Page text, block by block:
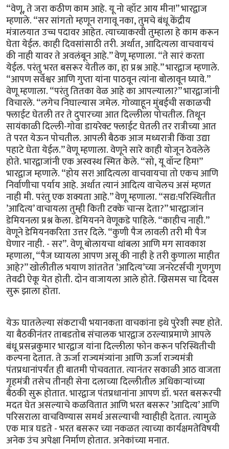
“वेणू, ते जरा कठीण काम आहे. यू नो व्हॉट आय मीन!” भारद्वाज
म्हणाले. “सर सांगतो म्हणून रागावू नका, तुमचे बंधू केंद्रीय
मंत्रालयात उच्च पदावर आहेत. त्याच्याकरवी तुम्हाला हे काम करून
घेता येईल. काही दिवसांसाठी तरी. अर्थात, आदित्यला वाचवायचं
की नाही यावर ते अवलंबून आहे.” वेणू म्हणाला. “ते सारं करता
येईल. परंतु भरत बसरूर येतील का, हा प्रश्न आहे.” भारद्वाज म्हणाले.
“आपण सर्वेश्वर आणि गुप्ता यांना पाठवून त्यांना बोलावून घ्यावे.”
वेणू म्हणाला. “परंतु तितका वेळ आहे का आपल्याला?” भारद्वाजांनी
विचारले. “लगेच निघाल्यास जमेल. गोव्याहून मुंबईची सकाळची
फ्लाईट घेतली तर ते दुपारच्या आत दिल्लीला पोचतील. तिथून
सायंकाळी दिल्ली-गोवा डायरेक्ट फ्लाईट घेतली तर रात्रीच्या आत
ते परत येऊन पोचतील. आपली बैठक आज मध्यरात्री किंवा उद्या
पहाटे घेता येईल.” वेणू म्हणाला. वेणूने सारे काही योजून ठेवलेले
होते. भारद्वाजांनी एक अस्वस्थ स्मित केले. “सो, यू वॉन्ट हिम!”
भारद्वाज म्हणाले. “होय सर! आदित्यला वाचवायचा तो एकच आणि
निर्वाणीचा पर्याय आहे. अर्थात त्यानं आदित्य वाचेलच असं म्हणत
नाही मी. परंतु एक शक्यता आहे.” वेणू म्हणाला. “सद्य:परिस्थितीत
’आदित्य’ वाचायला तुम्ही किती टक्के चान्स देता?” भारद्वाजांन
डेमियनला प्रश्न केला. डेमियनने वेणूकडे पाहिले. “काहीच नाही.”
वेणूने डेमियनकरिता उत्तर दिले. “कुणी पैज लावली तरी मी पैज
घेणार नाही. - सर”. वेणू बोलायचा थांबला आणि मग सावकाश
म्हणाला, “पैज घ्यायला आपण असू की नाही हे तरी कुणाला माहीत
आहे?” खोलीतील भयाण शांततेत ’आदित्य’च्या जनरेटर्सची गुणगुण
तेवढी ऐकू येत होती. दोन वाजायला आले होते. ख्रिसमस चा दिवस
सुरू झाला होता.
येऊ घातलेल्या संकटाची भयानकता वाचकांना इथे पुरेशी स्पष्ट होते.
या बैठकीनंतर ताबडतोब संचालक भारद्वाज ठरल्याप्रमाणे आपले
बंधू प्रसन्नकुमार भारद्वाज यांना दिल्लीला फोन करून परिस्थितीची
कल्पना देतात. ते ऊर्जा राज्यमंत्र्यांना आणि ऊर्जा राज्यमंत्री
पंतप्रधानांपर्यंत ही बातमी पोचवतात. त्यानंतर सकाळी आठ वाजता
गृहमंत्री तसेच तीनही सेना दलाच्या दिल्लीतील अधिकार्‍यांच्या
बैठकी सुरू होतात. भारद्वाज पंतप्रधानांना आपण डॉ. भरत बसरूरची
मदत घेत असल्याचे कळवितात आणि भरत बसरूर ’आदित्य’ आणि
परिसराला वाचविण्यास समर्थ असल्याची ग्वाहीही देतात. त्यामुळे
एक मात्र घडते - भरत बसरूर च्या नकळत त्याच्या कार्यक्षमतेविषयी
अनेक उंच अपेक्षा निर्माण होतात. अनेकांच्या मनात.